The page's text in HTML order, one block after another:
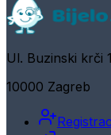
Ul. Buzinski krči 1
10000 Zagreb